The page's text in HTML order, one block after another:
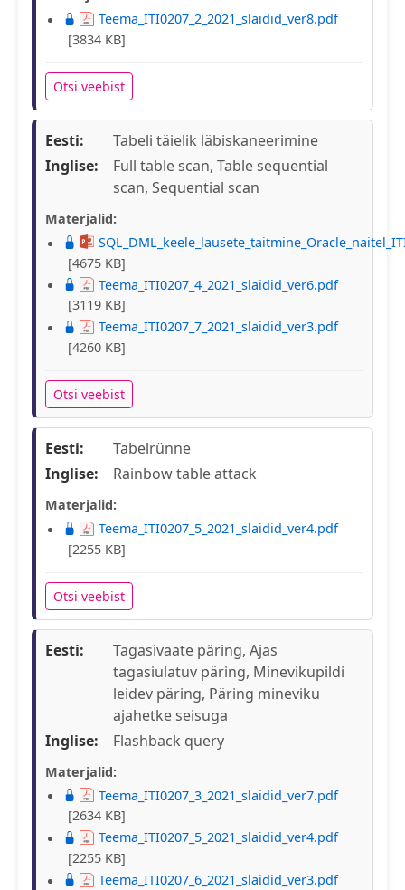
Teema_ITI0207_2_2021_slaidid_ver8.pdf
[3834 KB]
Otsi veebist
Eesti:
Tabeli täielik läbiskaneerimine
Inglise:
Full table scan, Table sequential
scan, Sequential scan
Materjalid:
[4675 KB]
Teema_ITI0207_4_2021_slaidid_ver6.pdf
[3119 KB]
Teema_ITI0207_7_2021_slaidid_ver3.pdf
[4260 KB]
Otsi veebist
Eesti:
Tabelrünne
Inglise:
Rainbow table attack
Materjalid:
Teema_ITI0207_5_2021_slaidid_ver4.pdf
[2255 KB]
Otsi veebist
Eesti:
Tagasivaate päring, Ajas
tagasiulatuv päring, Minevikupildi
leidev päring, Päring mineviku
ajahetke seisuga
Inglise:
Flashback query
Materjalid:
Teema_ITI0207_3_2021_slaidid_ver7.pdf
[2634 KB]
Teema_ITI0207_5_2021_slaidid_ver4.pdf
[2255 KB]
Teema_ITI0207_6_2021_slaidid_ver3.pdf